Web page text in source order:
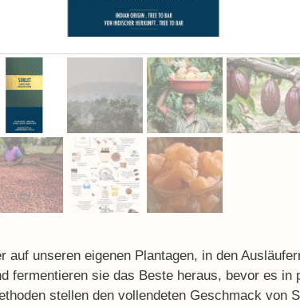
auf unseren eigenen Plantagen, in den
fermentieren sie das Beste heraus, bevor es
stellen den vollendeten Geschmack von